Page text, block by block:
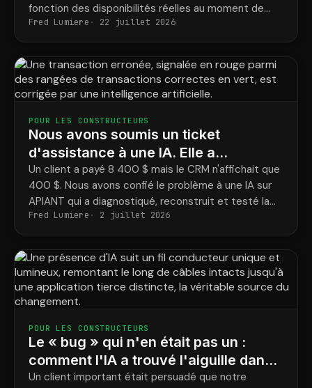
fonction des disponibilités réelles au moment de
l’achat. Nous ne l’avions jamais implémentée. Puis, un
opérateur IA de notre plateforme axée sur l’IA l’a fait
en quelques jours.
Fred Lumiere 22 juillet 2026
POUR LES CONSTRUCTEURS
Nous avons soumis un ticket
d'assistance à une IA. Elle a
reconstruit l'intégration et bouclé la
boucle.
Un client a payé 8 400 $ mais le CRM n'affichait que
400 $. Nous avons confié le problème à une IA sur
APIANT qui a diagnostiqué, reconstruit et testé la
correction de bout en bout.
Fred Lumiere 2 juillet 2026
POUR LES CONSTRUCTEURS
Le « bug » qui n'en était pas un :
comment l'IA a trouvé l'aiguille dans
la botte de foin et a facilité notre
Un client important était persuadé que notre